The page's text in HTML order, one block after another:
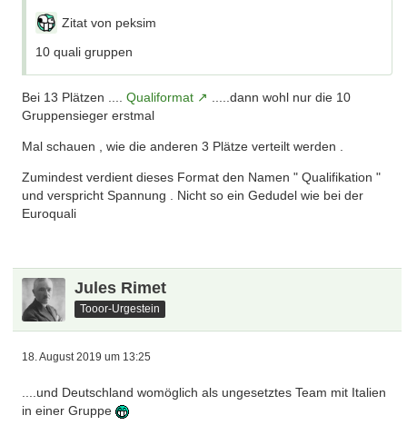
Zitat von peksim
10 quali gruppen
Bei 13 Plätzen ....Qualiformat
.....dann wohl nur die 10
Gruppensieger erstmal
Mal schauen , wie die anderen 3 Plätze verteilt werden .
Zumindest verdient dieses Format den Namen " Qualifikation "
und verspricht Spannung . Nicht so ein Gedudel wie bei der
Euroquali
Jules Rimet
Tooor-Urgestein
18. August 2019 um 13:25
....und Deutschland womöglich als ungesetztes Team mit Italien
in einer Gruppe